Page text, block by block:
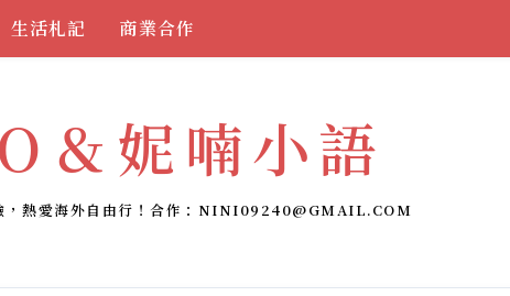
生活札記 商業合作
＆妮喃小語
熱愛海外自由行！合作： NINI09240@GMAIL.COM